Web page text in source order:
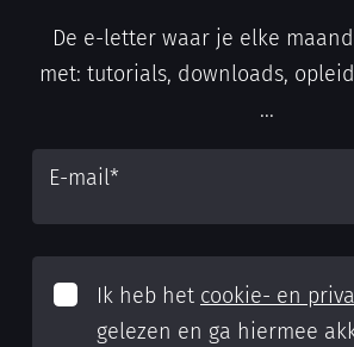
De e-letter waar je elke
met: tutorials, downloads,
...
E-mail*
Ik heb het cookie- en
gelezen en ga hiermee